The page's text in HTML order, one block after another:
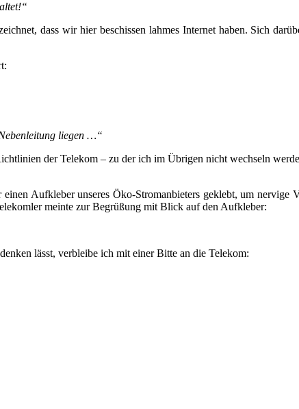
dass wir hier beschissen lahmes Internet haben. Sich
liegen …“
der Telekom – zu der ich im Übrigen nicht wechseln
Aufkleber unseres Öko-Stromanbieters geklebt, um nervige
meinte zur Begrüßung mit Blick auf den Aufkleber:
lässt, verbleibe ich mit einer Bitte an die Telekom: